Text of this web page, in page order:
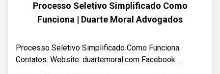
Processo Seletivo Simplificado Como
Funciona | Duarte Moral Advogados
Processo Seletivo Simplificado Como Funciona.
Contatos: Website: duartemoral.com​​ Facebook: ...